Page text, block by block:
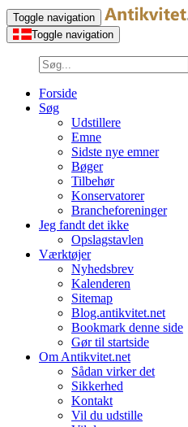
Toggle navigation
Toggle navigation
Forside
Søg
Udstillere
Emne
Sidste nye emner
Bøger
Tilbehør
Konservatorer
Brancheforeninger
Jeg fandt det ikke
Opslagstavlen
Værktøjer
Nyhedsbrev
Kalenderen
Sitemap
Blog.antikvitet.net
Bookmark denne side
Gør til startside
Om Antikvitet.net
Sådan virker det
Sikkerhed
Kontakt
Vil du udstille